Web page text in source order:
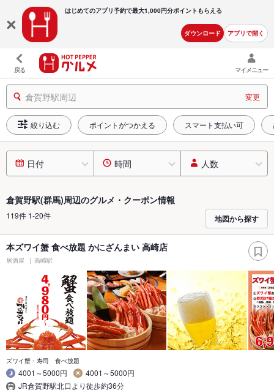
はじめてのアプリ予約で最大1,000円分ポイントもらえる
ダウンロード アプリで開く
戻る マイメニュー
倉賀野駅周辺 変更
絞り込む ポイントがつかえる スマート支払い可
日付 時間 人数
倉賀野駅(群馬)周辺のグルメ・クーポン情報
119件 1-20件 地図から探す
本ズワイ蟹 食べ放題 かにざんまい 高崎店
居酒屋 高崎駅
ズワイ蟹・寿司 食べ放題
4001～5000円
4001～5000円
JR倉賀野駅北口より徒歩約36分